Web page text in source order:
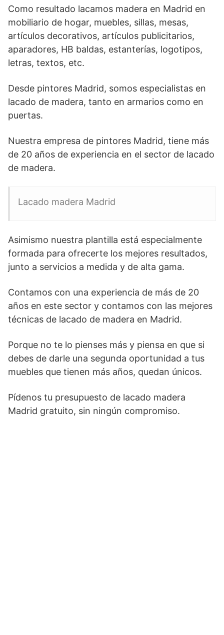
Como resultado lacamos madera en Madrid en
mobiliario de hogar, muebles, sillas, mesas,
artículos decorativos, artículos publicitarios,
aparadores, HB baldas, estanterías, logotipos,
letras, textos, etc.
Desde pintores Madrid, somos especialistas en
lacado de madera, tanto en armarios como en
puertas.
Nuestra empresa de pintores Madrid, tiene más
de 20 años de experiencia en el sector de lacado
de madera.
Lacado madera Madrid
Asimismo nuestra plantilla está especialmente
formada para ofrecerte los mejores resultados,
junto a servicios a medida y de alta gama.
Contamos con una experiencia de más de 20
años en este sector y contamos con las mejores
técnicas de lacado de madera en Madrid.
Porque no te lo pienses más y piensa en que si
debes de darle una segunda oportunidad a tus
muebles que tienen más años, quedan únicos.
Pídenos tu presupuesto de lacado madera
Madrid gratuito, sin ningún compromiso.